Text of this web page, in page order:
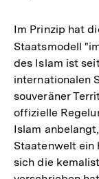
Im Prinzip hat
Staatsmodell
des Islam ist
internationalen
souveräner
offizielle
Islam
Staatenwelt ein
sich die